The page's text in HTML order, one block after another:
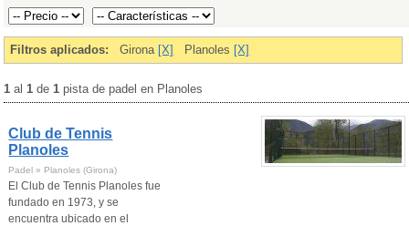
Filtros aplicados: Girona [X] Planoles [X]
1 al1 de1 pista de padel en Planoles
Club de Tennis
Planoles
Padel » Planoles (Girona)
El Club de Tennis Planoles fue
fundado en 1973, y se
encuentra ubicado en el